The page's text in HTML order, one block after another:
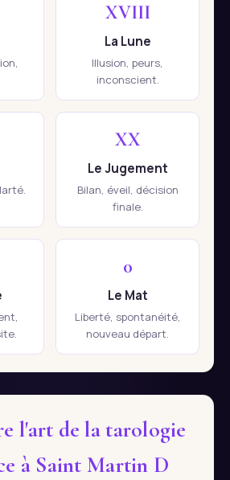
XVIII
La Lune
Illusion, peurs,
inconscient.
XX
Le Jugement
Bilan, éveil, décision
finale.
0
Le Mat
Liberté, spontanéité,
nouveau départ.
l'art de la tarologie
à Saint Martin D